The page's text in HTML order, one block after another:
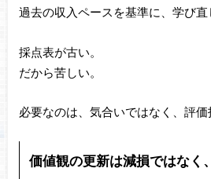
過去の収入ペースを基準に、学び直
採点表が古い。
だから苦しい。
必要なのは、気合いではなく、評価
価値観の更新は減損ではなく